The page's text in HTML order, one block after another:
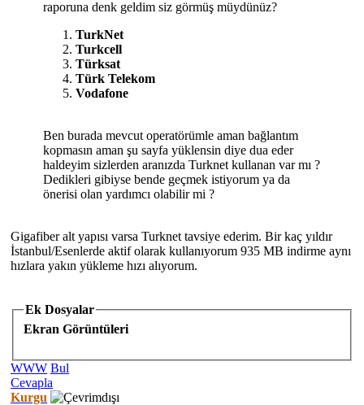
raporuna denk geldim siz görmüş müydünüz?
TurkNet
Turkcell
Türksat
Türk Telekom
Vodafone
Ben burada mevcut operatörümle aman bağlantım
kopmasın aman şu sayfa yüklensin diye dua eder
haldeyim sizlerden aranızda Turknet kullanan var mı ?
Dedikleri gibiyse bende geçmek istiyorum ya da
önerisi olan yardımcı olabilir mi ?
Gigafiber alt yapısı varsa Turknet tavsiye ederim. Bir kaç yıldır
İstanbul/Esenlerde aktif olarak kullanıyorum 935 MB indirme aynı
hızlara yakın yükleme hızı alıyorum.
Ek Dosyalar
Ekran Görüntüleri
WWW Bul
Cevapla
Kurgu